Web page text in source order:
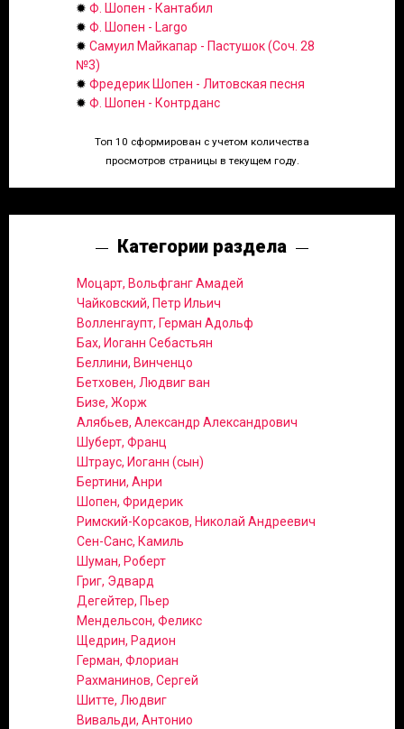
✹ Ф. Шопен - Кантабил
✹ Ф. Шопен - Largo
✹ Самуил Майкапар - Пастушок (Соч. 28
№3)
✹ Фредерик Шопен - Литовская песня
✹ Ф. Шопен - Контрданс
Топ 10 сформирован с учетом количества
просмотров страницы в текущем году.
Категории раздела
Моцарт, Вольфганг Амадей
Чайковский, Петр Ильич
Волленгаупт, Герман Адольф
Бах, Иоганн Себастьян
Беллини, Винченцо
Бетховен, Людвиг ван
Бизе, Жорж
Алябьев, Александр Александрович
Шуберт, Франц
Штраус, Иоганн (сын)
Бертини, Анри
Шопен, Фридерик
Римский-Корсаков, Николай Андреевич
Сен-Санс, Камиль
Шуман, Роберт
Григ, Эдвард
Дегейтер, Пьер
Мендельсон, Феликс
Щедрин, Радион
Герман, Флориан
Рахманинов, Сергей
Шитте, Людвиг
Вивальди, Антонио